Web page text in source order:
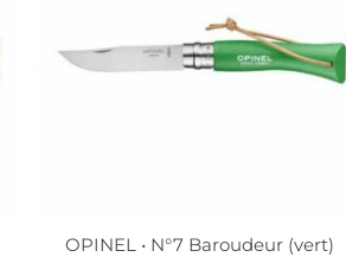
OPINEL • N°7 Baroudeur (vert)